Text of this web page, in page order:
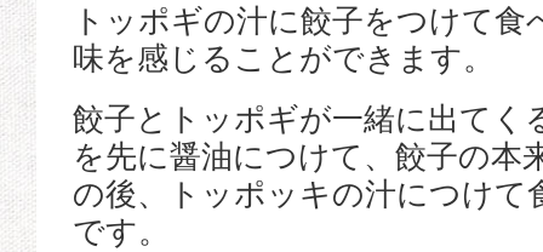
トッポギの汁に餃子をつけて
味を感じることができます。
餃子とトッポギが一緒に出てく
を先に醤油につけて、餃子の本
の後、トッポッキの汁につけて
です。